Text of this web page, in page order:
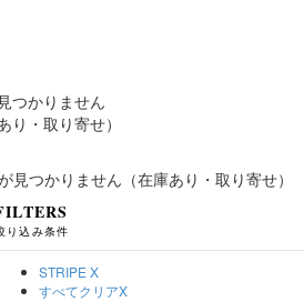
つかりません
り・取り寄せ）
見つかりません（在庫あり・取り寄せ）
り込み条件
STRIPE X
すべてクリアX